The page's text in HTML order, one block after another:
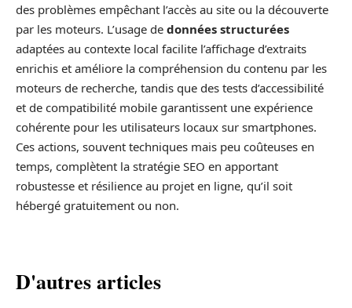
des problèmes empêchant l’accès au site ou la découverte
par les moteurs. L’usage de données structurées
adaptées au contexte local facilite l’affichage d’extraits
enrichis et améliore la compréhension du contenu par les
moteurs de recherche, tandis que des tests d’accessibilité
et de compatibilité mobile garantissent une expérience
cohérente pour les utilisateurs locaux sur smartphones.
Ces actions, souvent techniques mais peu coûteuses en
temps, complètent la stratégie SEO en apportant
robustesse et résilience au projet en ligne, qu’il soit
hébergé gratuitement ou non.
D'autres articles